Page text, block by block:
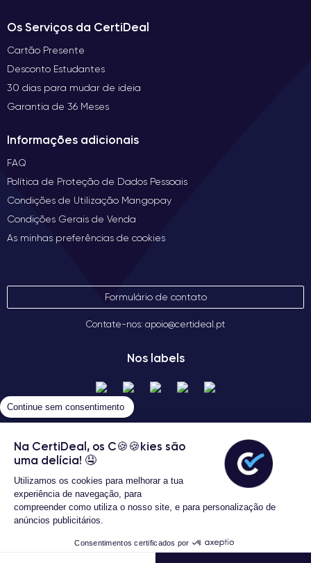
Os Serviços da CertiDeal
Cartão Presente
Desconto Estudantes
30 dias para mudar de ideia
Garantia de 36 Meses
Informações adicionais
FAQ
Política de Proteção de Dados Pessoais
Condições de Utilização Mangopay
Condições Gerais de Venda
As minhas preferências de cookies
Formulário de contato
Contate-nos: apoio@certideal.pt
Nos labels
Termos gerais de venda
Reservados
Continue sem consentimento
Na CertiDeal, os C🍪🍪kies são
uma delícia! 🤤
Utilizamos os cookies para melhorar a tua
experiência de navegação, para
compreender como utiliza o nosso site, e para personalização de
anúncios publicitários.
Consentimentos certificados por